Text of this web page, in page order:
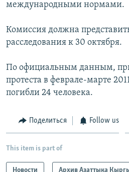
международными нормами.
Комиссия должна
расследования к 30 октября.
По официальным данным,
протеста в феврале-марте
погибли 24 человека.
Поделиться Follow us
This item is part of
Новости Архив Азаттыка